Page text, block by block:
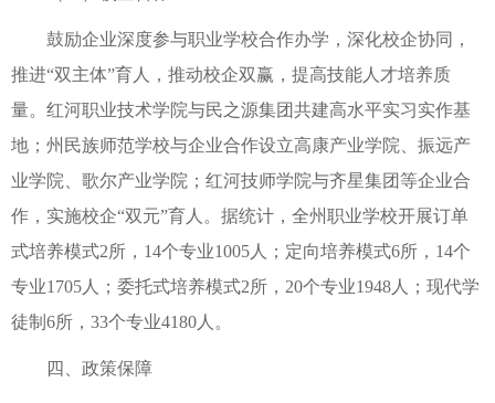
鼓励企业深度参与职业学校合作办学，深化校企协同，
推进“双主体”育人，推动校企双赢，提高技能人才培养质
量。红河职业技术学院与民之源集团共建高水平实习实作基
地；州民族师范学校与企业合作设立高康产业学院、振远产
业学院、歌尔产业学院；红河技师学院与齐星集团等企业合
作，实施校企“双元”育人。据统计，全州职业学校开展订单
式培养模式2所，14个专业1005人；定向培养模式6所，14个
专业1705人；委托式培养模式2所，20个专业1948人；现代学
徒制6所，33个专业4180人。
四、政策保障